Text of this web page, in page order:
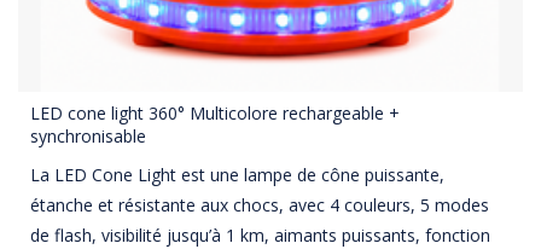
LED cone light 360° Multicolore rechargeable +
synchronisable
La LED Cone Light est une lampe de cône puissante,
étanche et résistante aux chocs, avec 4 couleurs, 5 modes
de flash, visibilité jusqu’à 1 km, aimants puissants, fonction